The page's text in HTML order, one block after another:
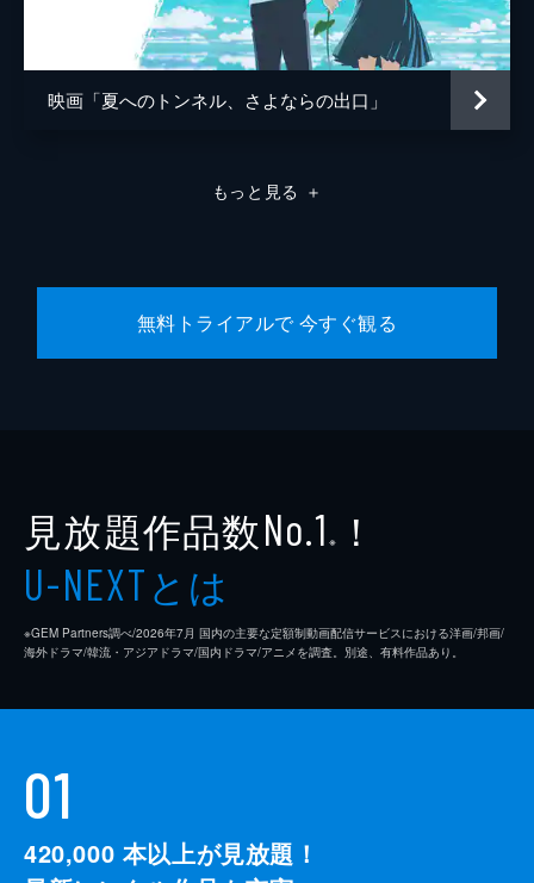
映画「夏へのトンネル、さよならの出口」
もっと見る ＋
無料トライアルで 今すぐ観る
見放題作品数No.1 ※ ！
U-NEXTとは
※GEM Partners調べ/2026年7⽉ 国内の主要な定額制動画配信サービスにおける洋画/邦画/
海外ドラマ/韓流・アジアドラマ/国内ドラマ/アニメを調査。別途、有料作品あり。
01
420,000 本以上が見放題！